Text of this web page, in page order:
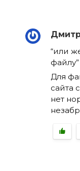
“или
файлу”
Для
сайта
нет